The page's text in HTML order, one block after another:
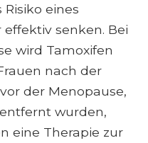
eines
senken. Bei
wird Tamoxifen
nach der
der Menopause,
wurden,
eine Therapie zur